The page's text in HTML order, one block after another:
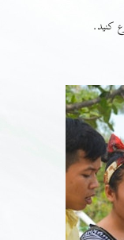
کنید.